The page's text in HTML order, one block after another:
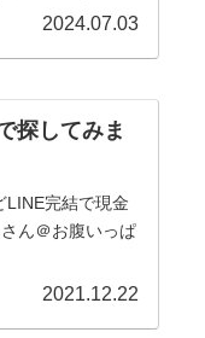
2024.07.03
探してみま
LINE完結で現金
ん＠お腹いっぱ
2021.12.22